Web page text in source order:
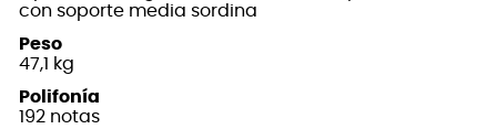
con soporte media sordina
Peso
47,1 kg
Polifonía
192 notas